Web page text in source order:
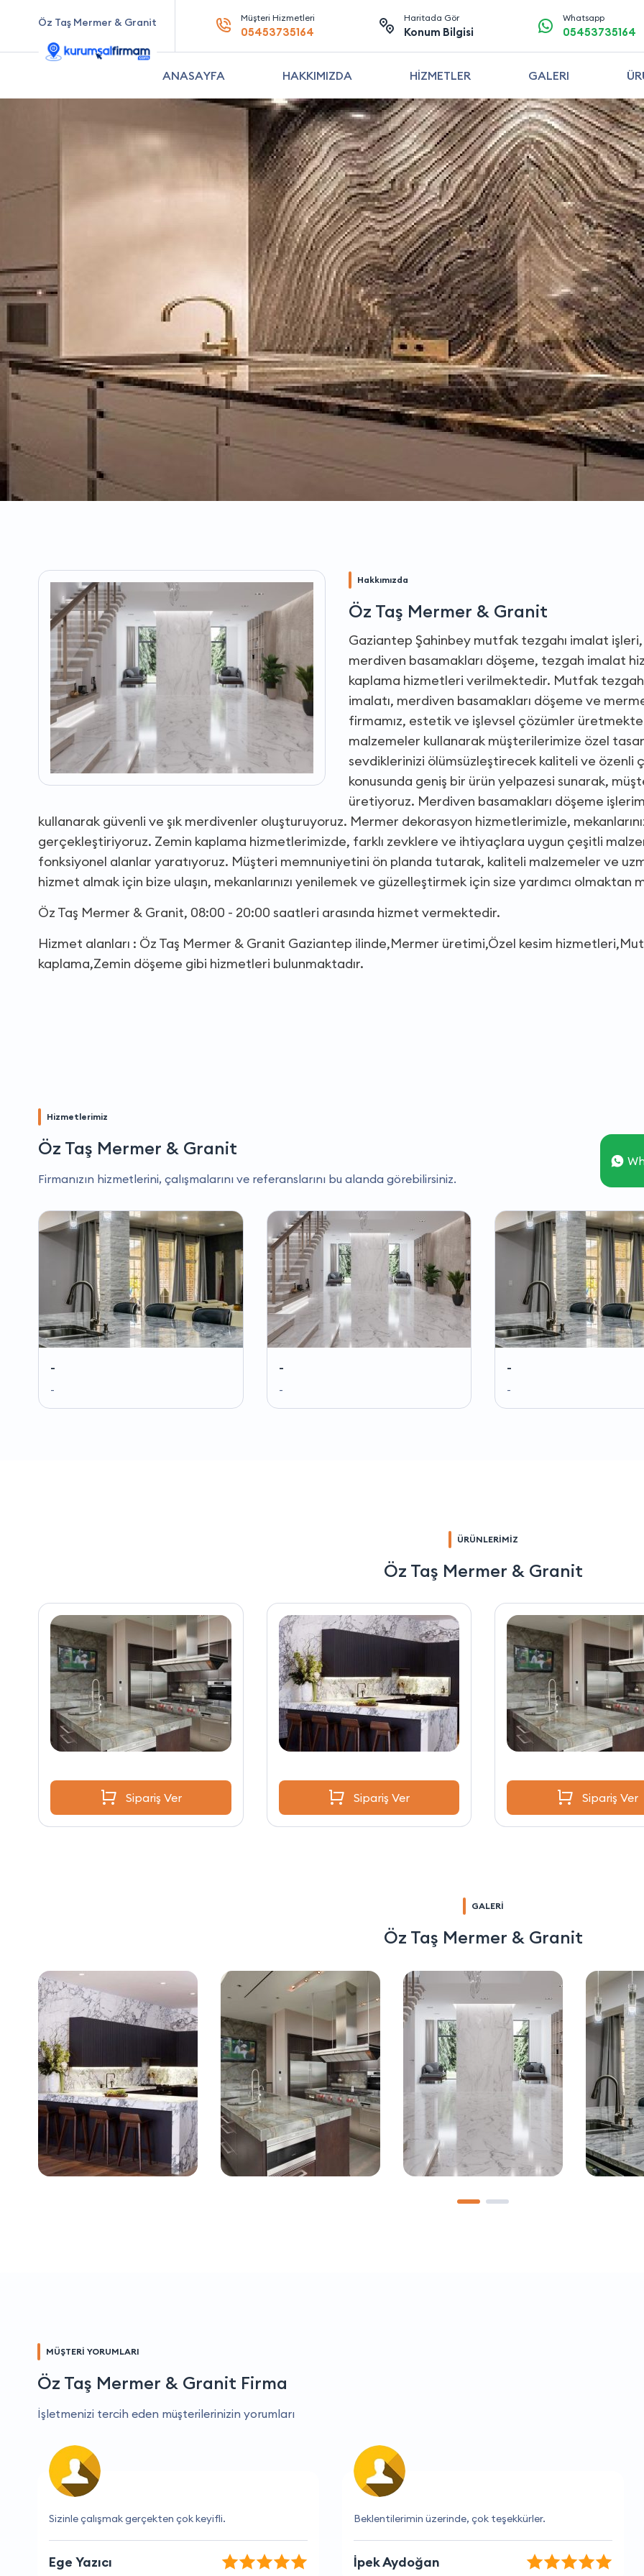
Öz Taş Mermer & Granit Müşteri Hizmetleri
05453735164
Haritada Gör
Konum Bilgisi
Whatsapp
05453735164
ANASAYFA HAKKIMIZDA HİZMETLER GALERI
Hakkımızda
Öz Taş Mermer & Granit
Gaziantep Şahinbey mutfak tezgahı imalat
merdiven basamakları döşeme, tezgah imalat
kaplama hizmetleri verilmektedir. Mutfak
imalatı, merdiven basamakları döşeme ve
firmamız, estetik ve işlevsel çözümler
malzemeler kullanarak müşterilerimize özel
sevdiklerinizi ölümsüzleştirecek kaliteli ve özenli
konusunda geniş bir ürün yelpazesi sunarak,
üretiyoruz. Merdiven basamakları döşeme
kullanarak güvenli ve şık merdivenler oluşturuyoruz. Mermer dekorasyon hizmetlerimizle,
gerçekleştiriyoruz. Zemin kaplama hizmetlerimizde, farklı zevklere ve ihtiyaçlara uygun çeşitli
fonksiyonel alanlar yaratıyoruz. Müşteri memnuniyetini ön planda tutarak, kaliteli malzemeler ve
hizmet almak için bize ulaşın, mekanlarınızı yenilemek ve güzelleştirmek için size yardımcı olmaktan
Öz Taş Mermer & Granit, 08:00 - 20:00 saatleri arasında hizmet vermektedir.
Hizmet alanları : Öz Taş Mermer & Granit Gaziantep ilinde,Mermer üretimi,Özel kesim
kaplama,Zemin döşeme gibi hizmetleri bulunmaktadır.
Hizmetlerimiz
Öz Taş Mermer & Granit
Firmanızın hizmetlerini, çalışmalarını ve referanslarını bu alanda görebilirsiniz.
-
-
-
-
-
-
ÜRÜNLERİMİZ
Öz Taş Mermer & Granit
Sipariş Ver Sipariş Ver Sipariş Ver
GALERİ
Öz Taş Mermer & Granit
MÜŞTERİ YORUMLARI
Öz Taş Mermer & Granit Firma
İşletmenizi tercih eden müşterilerinizin yorumları
Beklentilerimin üzerinde, çok teşekkürler.
İpek Aydoğan
Müşteri hizmetleri çok yardımsever ve bilgili.
Derya Çınar